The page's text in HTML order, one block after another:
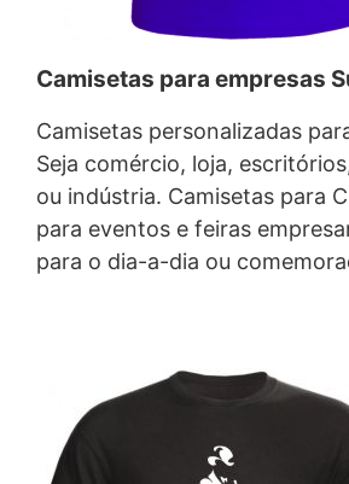
Camisetas para empresas
Camisetas personalizadas
Seja comércio, loja,
ou indústria. Camisetas para
para eventos e feiras
para o dia-a-dia ou